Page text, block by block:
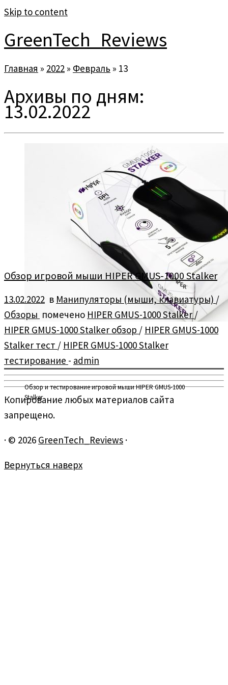
Skip to content
GreenTech_Reviews
Главная » 2022 » Февраль » 13
Архивы по дням:
13.02.2022
Обзор и тестирование игровой мыши HIPER GMUS-1000
Stalker
Обзор игровой мыши HIPER GMUS-1000 Stalker
13.02.2022 в Манипуляторы (мыши, клавиатуры) /
Обзоры помечено HIPER GMUS-1000 Stalker/
HIPER GMUS-1000 Stalker обзор / HIPER GMUS-1000
Stalker тест / HIPER GMUS-1000 Stalker
тестирование - admin
Копирование любых материалов сайта
запрещено.
· © 2026 GreenTech_Reviews ·
Вернуться наверх